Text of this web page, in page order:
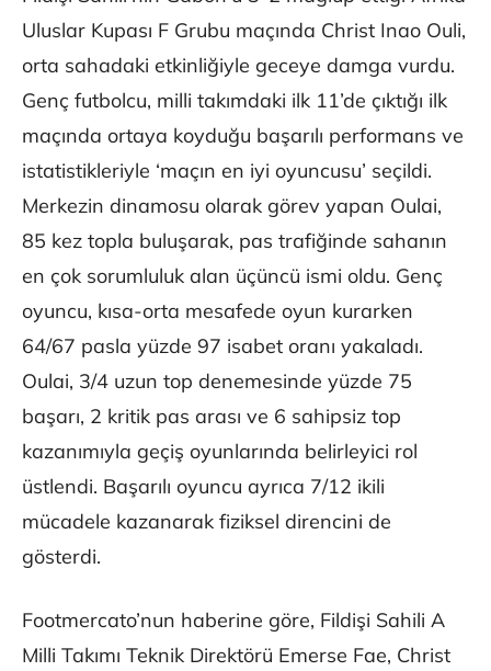
Uluslar Kupası F Grubu maçında Christ Inao Ouli,
orta sahadaki etkinliğiyle geceye damga vurdu.
Genç futbolcu, milli takımdaki ilk 11’de çıktığı ilk
maçında ortaya koyduğu başarılı performans ve
istatistikleriyle ‘maçın en iyi oyuncusu’ seçildi.
Merkezin dinamosu olarak görev yapan Oulai,
85 kez topla buluşarak, pas trafiğinde sahanın
en çok sorumluluk alan üçüncü ismi oldu. Genç
oyuncu, kısa-orta mesafede oyun kurarken
64/67 pasla yüzde 97 isabet oranı yakaladı.
Oulai, 3/4 uzun top denemesinde yüzde 75
başarı, 2 kritik pas arası ve 6 sahipsiz top
kazanımıyla geçiş oyunlarında belirleyici rol
üstlendi. Başarılı oyuncu ayrıca 7/12 ikili
mücadele kazanarak fiziksel direncini de
gösterdi.
Footmercato’nun haberine göre, Fildişi Sahili A
Milli Takımı Teknik Direktörü Emerse Fae, Christ